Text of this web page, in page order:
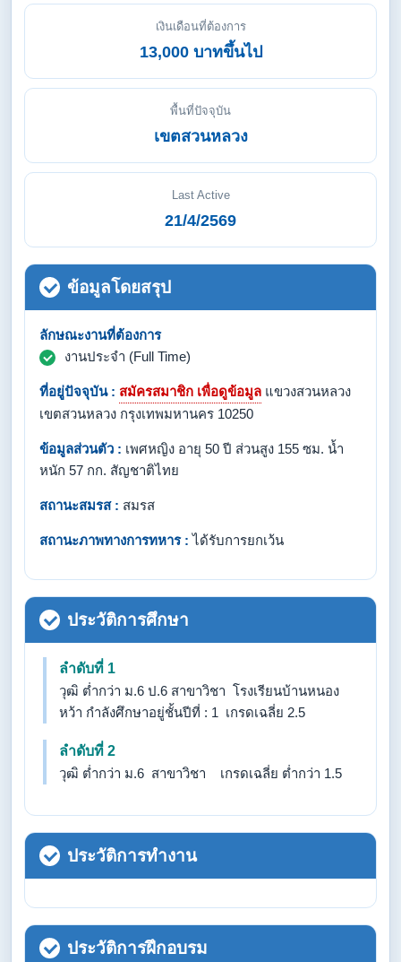
เงินเดือนที่ต้องการ
13,000 บาทขึ้นไป
พื้นที่ปัจจุบัน
เขตสวนหลวง
Last Active
21/4/2569
ข้อมูลโดยสรุป
ลักษณะงานที่ต้องการ
งานประจำ (Full Time)
ที่อยู่ปัจจุบัน : สมัครสมาชิก เพื่อดูข้อมูล แขวงสวนหลวง
เขตสวนหลวง กรุงเทพมหานคร 10250
ข้อมูลส่วนตัว : เพศหญิง อายุ 50 ปี ส่วนสูง 155 ซม. น้ำ
หนัก 57 กก. สัญชาติไทย
สถานะสมรส : สมรส
สถานะภาพทางการทหาร : ได้รับการยกเว้น
ประวัติการศึกษา
ลำดับที่ 1
วุฒิ ต่ำกว่า ม.6 ป.6 สาขาวิชา โรงเรียนบ้านหนอง
หว้า กำลังศึกษาอยู่ชั้นปีที่ : 1 เกรดเฉลี่ย 2.5
ลำดับที่ 2
วุฒิ ต่ำกว่า ม.6 สาขาวิชา เกรดเฉลี่ย ต่ำกว่า 1.5
ประวัติการทำงาน
ประวัติการฝึกอบรม